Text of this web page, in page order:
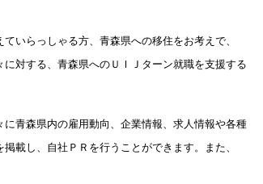
いらっしゃる方、青森県への移住をお考えで、
対する、青森県へのＵＩＪターン就職を支援する
青森県内の雇用動向、企業情報、求人情報や各種
載し、自社ＰＲを行うことができます。また、